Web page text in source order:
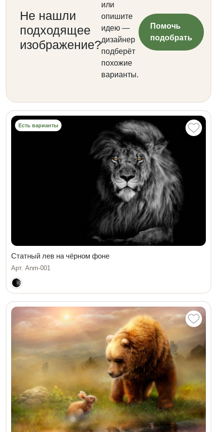
Не нашли
подходящее
изображение?
или
опишите
идею —
дизайнер
подберёт
похожие
варианты.
Помочь
подобрать
Есть варианты
Статный лев на чёрном фоне
Арт. Anm-001